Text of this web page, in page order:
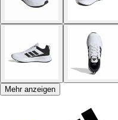
Mehr anzeigen